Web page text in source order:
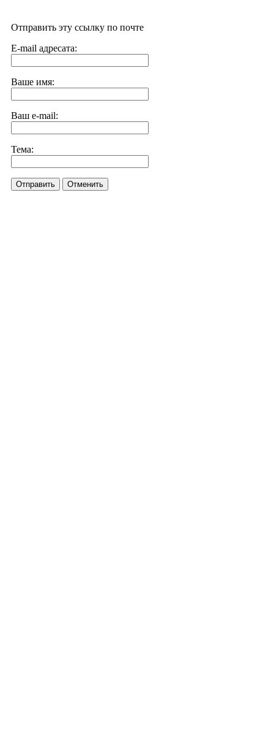
Отправить эту ссылку по почте
E-mail адресата:
Ваше имя:
Ваш e-mail:
Тема:
Отправить Отменить